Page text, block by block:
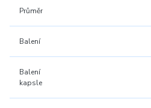
Průměr
Balení
Balení
kapsle